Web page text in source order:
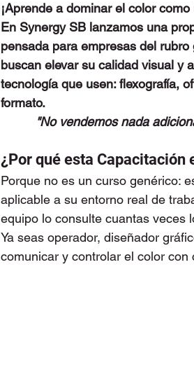
¡Aprende a dominar el color
En Synergy SB lanzamos una
pensada para empresas del rubro
buscan elevar su calidad visual y
tecnología que usen: flexografía,
formato.
          "
No vendemos nada
¿Por qué esta Capacitación
Porque no es un curso genérico:
aplicable a su entorno real de
equipo lo consulte cuantas veces
Ya seas operador, diseñador
comunicar y controlar el color con